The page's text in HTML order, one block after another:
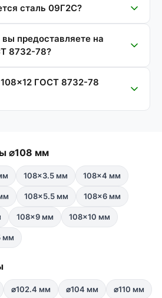
сталь 09Г2С?
предоставляете на
8732-78?
108×12 ГОСТ 8732-78
⌀108 мм
108×3.5 мм 108×4 мм
108×5.5 мм 108×6 мм
108×9 мм 108×10 мм
мм
⌀102.4 мм ⌀104 мм ⌀110 мм